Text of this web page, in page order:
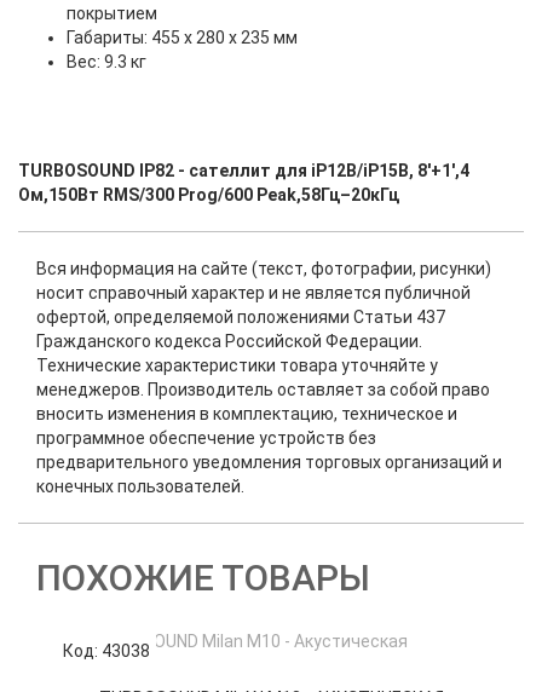
покрытием
Габариты: 455 х 280 х 235 мм
Вес: 9.3 кг
TURBOSOUND IP82 - сателлит для iP12B/iP15B, 8'+1',4
Ом,150Вт RMS/300 Prog/600 Peak,58Гц–20кГц
Вся информация на сайте (текст, фотографии, рисунки)
носит справочный характер и не является публичной
офертой, определяемой положениями Статьи 437
Гражданского кодекса Российской Федерации.
Технические характеристики товара уточняйте у
менеджеров. Производитель оставляет за собой право
вносить изменения в комплектацию, техническое и
программное обеспечение устройств без
предварительного уведомления торговых организаций и
конечных пользователей.
ПОХОЖИЕ ТОВАРЫ
Код: 43038